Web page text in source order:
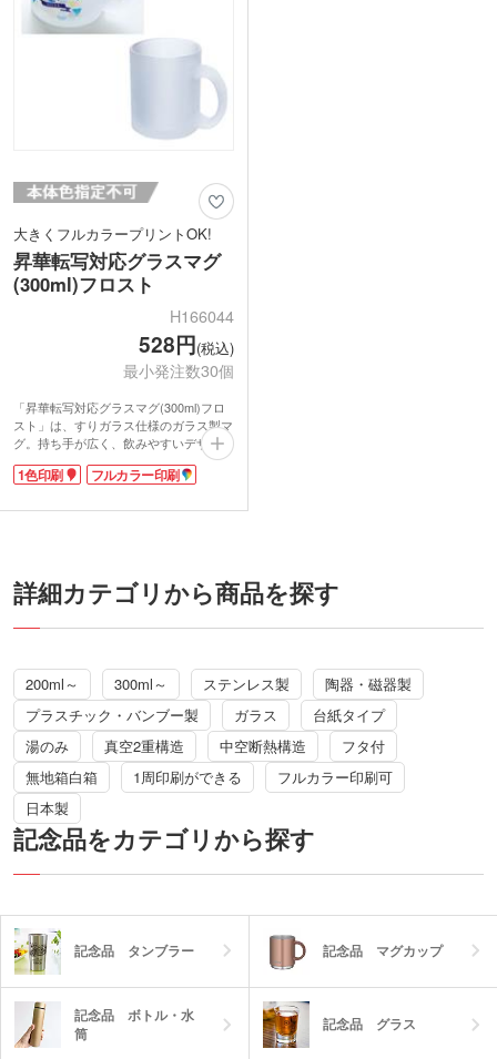
大きくフルカラープリントOK!
昇華転写対応グラスマグ
(300ml)フロスト
H166044
528円(税込)
最小発注数30個
「昇華転写対応グラスマグ(300ml)フロ
スト」は、すりガラス仕様のガラス製マ
グ。持ち手が広く、飲みやすいデザイン
のマグカップです。容量約300mlの丁度
良いサイズのマグは、オフィスやリビン
ガラス製で本体自体がどっしりと重量感
はもちろん、写真やグラデーションも再
現可能。半透明のガラスを活かして、真
1色印刷 フルカラー印刷
詳細カテゴリから商品を探す
200ml～ 300ml～ ステンレス製
陶器・磁器製
プラスチック・バンブー製
ガラス
台紙タイプ
湯のみ
真空2重構造 中空断熱構造
フタ付
無地箱白箱
1周印刷ができる
フルカラー印刷可
日本製
記念品をカテゴリから探す
記念品 タンブラー 記念品 マグカップ
記念品 ボトル・水
筒
記念品 グラス